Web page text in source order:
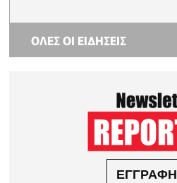
ΟΛΕΣ ΟΙ ΕΙΔΗΣΕΙΣ
ΕΓΓΡΑΦΗ